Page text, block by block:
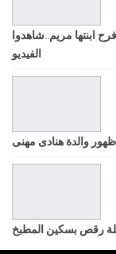
ابنتها مريم..شاهدوا
الفيديو
والدة هنادى مهنى
رقص بسكين المطبخ